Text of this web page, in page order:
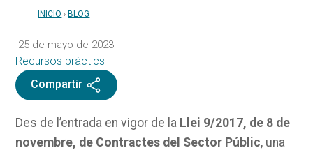
INICIO BLOG
25 de mayo de 2023
Recursos pràctics
Compartir
Des de l’entrada en vigor de la Llei 9/2017, de 8 de
novembre, de Contractes del Sector Públic, una